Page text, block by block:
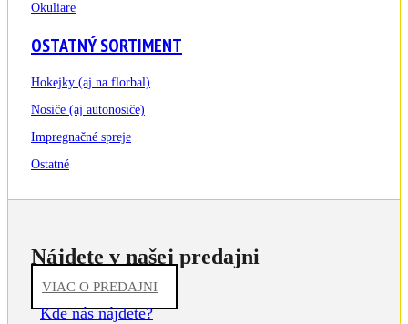
Okuliare
OSTATNÝ SORTIMENT
Hokejky (aj na florbal)
Nosiče (aj autonosiče)
Impregnačné spreje
Ostatné
Nájdete v našej predajni
VIAC O PREDAJNI
Kde nás nájdete?